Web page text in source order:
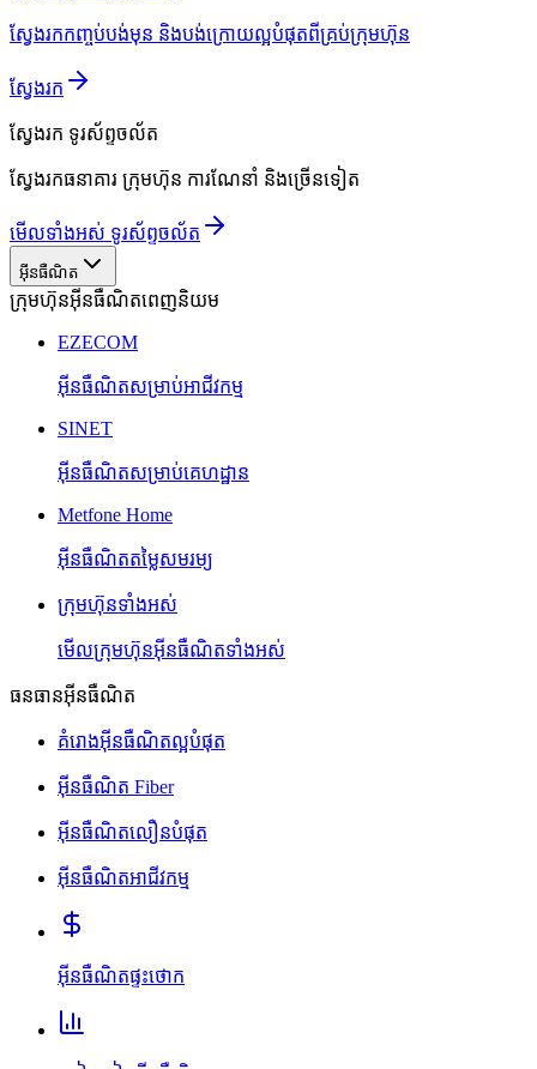
ស្វែងរកកញ្ចប់បង់មុន និងបង់ក្រោយល្អបំផុតពីគ្រប់ក្រុមហ៊ុន
ស្វែងរក
ស្វែងរក ទូរស័ព្ទចល័ត
ស្វែងរកធនាគារ ក្រុមហ៊ុន ការណែនាំ និងច្រើនទៀត
មើលទាំងអស់ ទូរស័ព្ទចល័ត
អ៊ីនធឺណិត
ក្រុមហ៊ុនអ៊ីនធឺណិតពេញនិយម
EZECOM
អ៊ីនធឺណិតសម្រាប់អាជីវកម្ម
SINET
អ៊ីនធឺណិតសម្រាប់គេហដ្ឋាន
Metfone Home
អ៊ីនធឺណិតតម្លៃសមរម្យ
ក្រុមហ៊ុនទាំងអស់
មើលក្រុមហ៊ុនអ៊ីនធឺណិតទាំងអស់
ធនធានអ៊ីនធឺណិត
គំរោងអ៊ីនធឺណិតល្អបំផុត
អ៊ីនធឺណិត Fiber
អ៊ីនធឺណិតលឿនបំផុត
អ៊ីនធឺណិតអាជីវកម្ម
អ៊ីនធឺណិតផ្ទះថោក